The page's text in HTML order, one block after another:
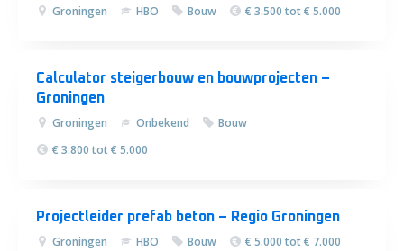
Groningen HBO Bouw € 3.500 tot € 5.000
Calculator steigerbouw en bouwprojecten –
Groningen
Groningen Onbekend
Bouw
€ 3.800 tot € 5.000
Projectleider prefab beton – Regio Groningen
Groningen HBO Bouw € 5.000 tot € 7.000